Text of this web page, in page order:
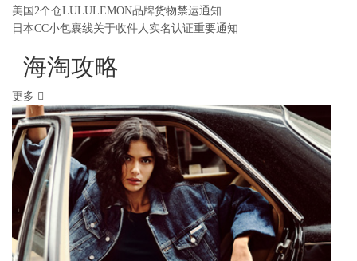
美国2个仓LULULEMON品牌货物禁运通知
日本CC小包裹线关于收件人实名认证重要通知
海淘攻略
更多